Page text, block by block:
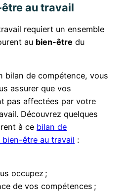
être au travail
requiert un ensemble
au bien-être du
bilan de compétence, vous
assurer que vos
pas affectées par votre
Découvrez quelques
à ce bilan de
être au travail :
occupez ;
de vos compétences ;